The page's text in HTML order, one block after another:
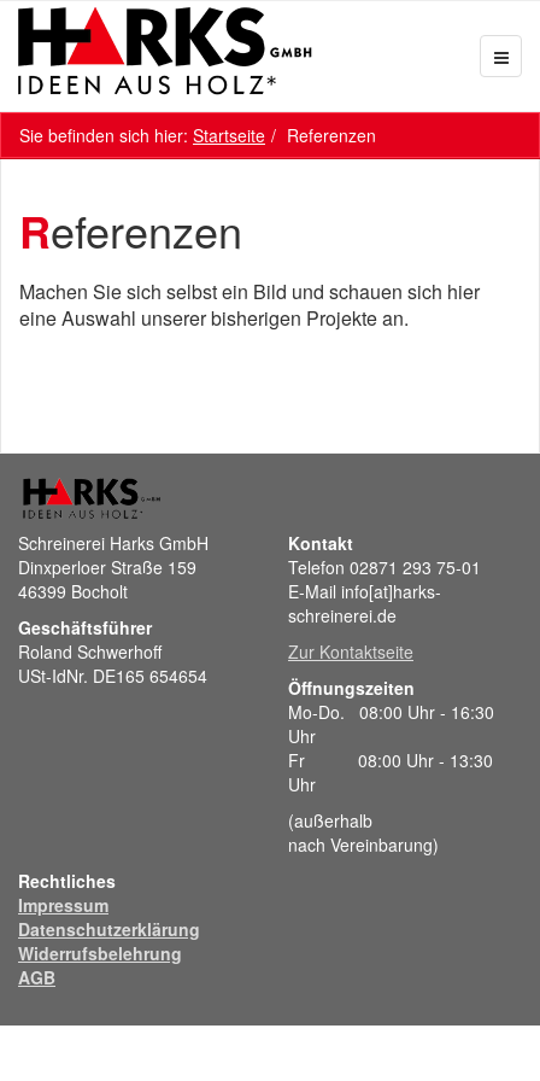
Sie befinden sich hier: Startseite Referenzen
Referenzen
Machen Sie sich selbst ein Bild und schauen sich hier
eine Auswahl unserer bisherigen Projekte an.
Schreinerei Harks GmbH
Dinxperloer Straße 159
46399 Bocholt
Geschäftsführer
Roland Schwerhoff
USt-IdNr. DE165 654654
Kontakt
Telefon 02871 293 75-01
E-Mail info[at]harks-
schreinerei.de
Zur Kontaktseite
Öffnungszeiten
Mo-Do. 08:00 Uhr - 16:30
Uhr
Fr 08:00 Uhr - 13:30
Uhr
(außerhalb
nach Vereinbarung)
Rechtliches
Impressum
Datenschutzerklärung
Widerrufsbelehrung
AGB